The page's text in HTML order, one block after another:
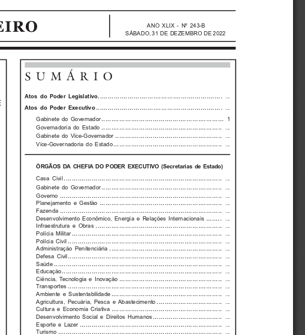
ANO  XLIX  -  Nº  243-B
SÁBADO, 31 DE DEZEMBRO DE 2022
SUMÁRIO
Atos  do  Poder  Legislativo............................................................... ...
Atos  do  Poder  Executivo ................................................................ ...
Gabinete  do  Governador..............................................................
1
Governadoria  do  Estado ............................................................. ...
Gabinete  do  Vice-Governador ...................................................... ...
Vice-Governadoria  do  Estado ....................................................... ...
ÓRGÃOS  DA  CHEFIA  DO  PODER  EXECUTIVO  (Secretarias  de  Estado)
Casa  Civil ................................................................................ ...
Gabinete  do  Governador............................................................. ...
Governo .................................................................................. ...
Planejamento  e  Gestão .............................................................. ...
Fazenda .................................................................................. ...
Desenvolvimento  Econômico,  Energia  e  Relações  Internacionais ........ ...
Infraestrutura  e  Obras ................................................................ ...
Polícia  Militar ............................................................................ ...
Polícia  Civil .............................................................................. ...
Administração  Penitenciária ......................................................... ...
Defesa  Civil .............................................................................. ...
Saúde ..................................................................................... ...
Educação ................................................................................. ...
Ciência,  Tecnologia  e  Inovação .................................................... ...
Transportes .............................................................................. ...
Ambiente  e  Sustentabilidade ........................................................ ...
Agricultura,  Pecuária,  Pesca  e  Abastecimento ................................. ...
Cultura  e  Economia  Criativa ........................................................ ...
Desenvolvimento  Social  e  Direitos  Humanos ................................... ...
Esporte  e  Lazer ........................................................................ ...
Turismo ................................................................................... ...